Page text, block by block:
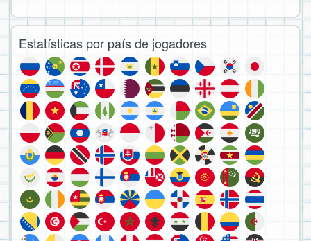
Estatísticas por país de jogadores